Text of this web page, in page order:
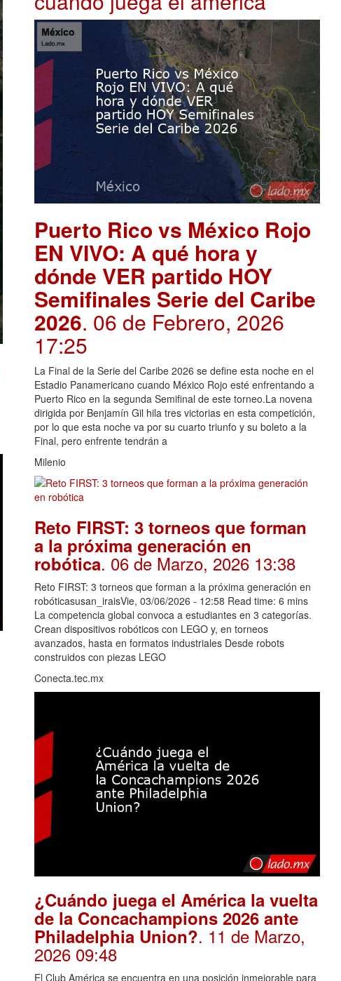
Puerto Rico vs México Rojo
EN VIVO: A qué hora y
dónde VER partido HOY
Semifinales Serie del Caribe
2026. 06 de Febrero, 2026
17:25
La Final de la Serie del Caribe 2026 se define esta noche en el
Estadio Panamericano cuando México Rojo esté enfrentando a
Puerto Rico en la segunda Semifinal de este torneo.La novena
dirigida por Benjamín Gil hila tres victorias en esta competición,
por lo que esta noche va por su cuarto triunfo y su boleto a la
Final, pero enfrente tendrán a
Milenio
Reto FIRST: 3 torneos que forman
a la próxima generación en
robótica. 06 de Marzo, 2026 13:38
Reto FIRST: 3 torneos que forman a la próxima generación en
robóticasusan_iraisVie, 03/06/2026 - 12:58 Read time: 6 mins
La competencia global convoca a estudiantes en 3 categorías.
Crean dispositivos robóticos con LEGO y, en torneos
avanzados, hasta en formatos industriales Desde robots
construidos con piezas LEGO
Conecta.tec.mx
¿Cuándo juega el América la vuelta
de la Concachampions 2026 ante
Philadelphia Union?. 11 de Marzo,
2026 09:48
El Club América se encuentra en una posición inmejorable para